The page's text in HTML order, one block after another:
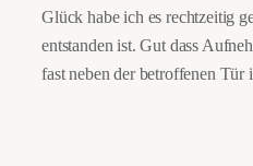
Glück habe ich es rechtzeitig
entstanden ist. Gut dass
fast neben der betroffenen Tür